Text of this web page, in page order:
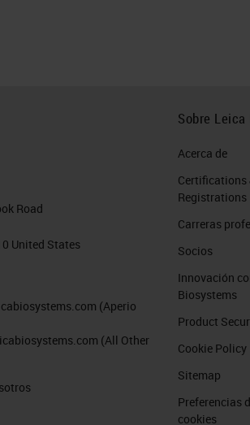
the field of view of the objective
free illumination across the
addition, in order to reach to our
trilinear color camera. Dense
In Aperio GT 450, we
illumination light source.
across the wide
Real Time Focus (RTF)
switch to focusing method and
for both image quality and
and patented autofocusing
Road
United States
(Aperio
(All Other
Sobre
Acerca de
Certifications
Registrations
Carreras
Socios
Innovación
Biosystems
Product
Cookie Policy
Sitemap
Preferencias
cookies